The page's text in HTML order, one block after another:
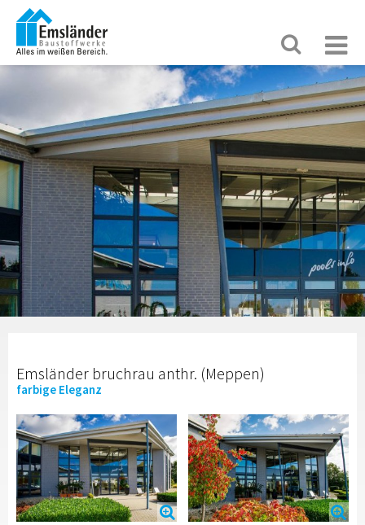
Emsländer bruchrau anthr. (Meppen)
farbige Eleganz